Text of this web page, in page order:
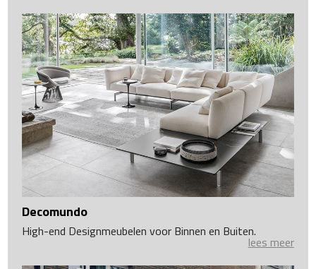
Decomundo
High-end Designmeubelen voor Binnen en Buiten.
lees meer